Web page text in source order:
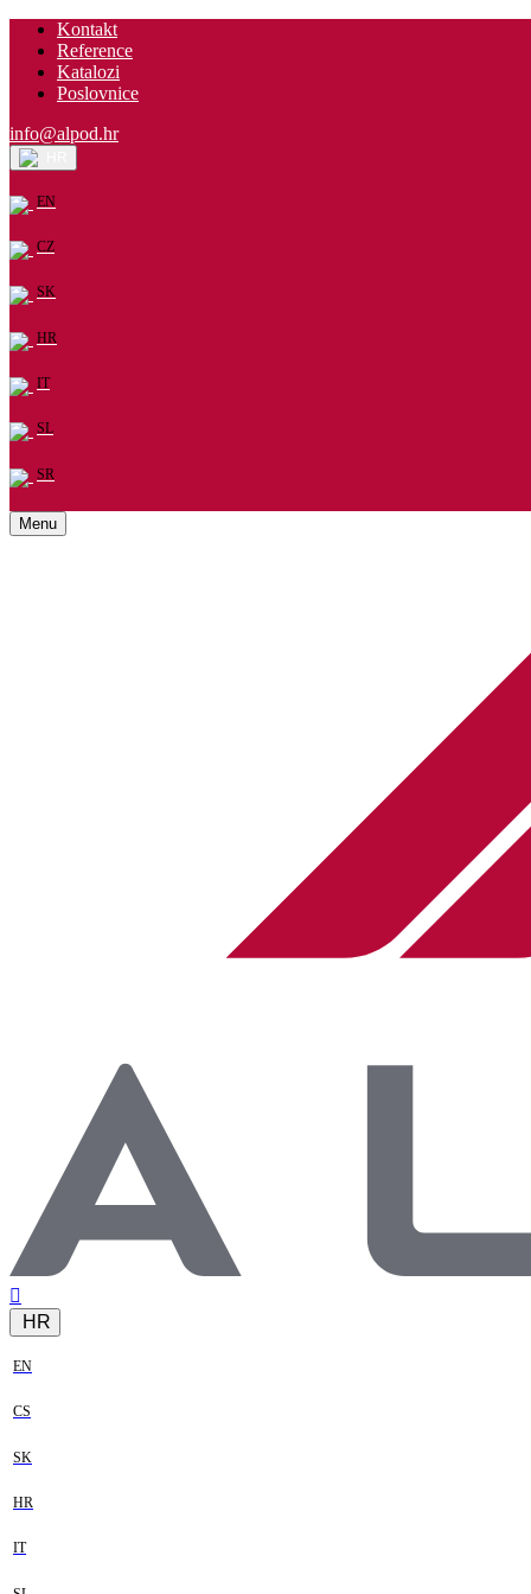
Kontakt
Reference
Katalozi
Poslovnice
info@alpod.hr
EN
CZ
SK
HR
IT
SL
SR
Menu
HR
EN
CS
SK
HR
IT